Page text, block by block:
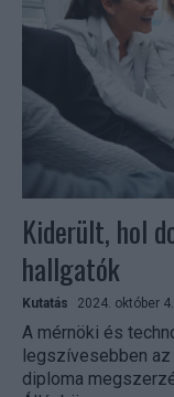
Kiderült, hol
hallgatók
Kutatás 2024. október 4.
A mérnöki és
legszívesebben
diploma